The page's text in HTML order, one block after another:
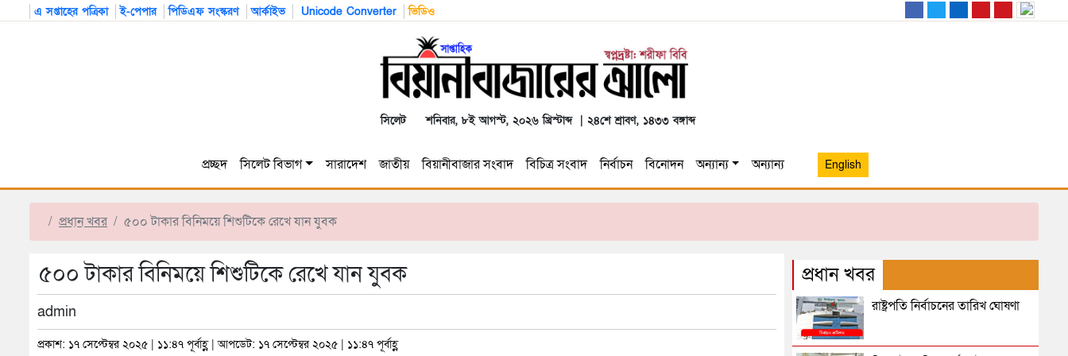
এ সপ্তাহের পত্রিকা ই-পেপার পিডিএফ সংস্করণ আর্কাইভ Unicode Converter ভিডিও
সিলেট শনিবার, ৮ই আগস্ট, ২০২৬ খ্রিস্টাব্দ | ২৪শে শ্রাবণ, ১৪৩৩ বঙ্গাব্দ
প্রচ্ছদ সিলেট বিভাগ সারাদেশ জাতীয় বিয়ানীবাজার সংবাদ বিচিত্র সংবাদ নির্বাচন বিনোদন অন্যান্য অন্যান্য English
প্রধান খবর ৫০০ টাকার বিনিময়ে শিশুটিকে রেখে যান যুবক
৫০০ টাকার বিনিময়ে শিশুটিকে রেখে যান যুবক
admin
প্রকাশ: ১৭ সেপ্টেম্বর ২০২৫ | ১১:৪৭ পূর্বাহ্ণ | আপডেট: ১৭ সেপ্টেম্বর ২০২৫ | ১১:৪৭ পূর্বাহ্ণ
প্রধান খবর
রাষ্ট্রপতি নির্বাচনের তারিখ ঘোষণা